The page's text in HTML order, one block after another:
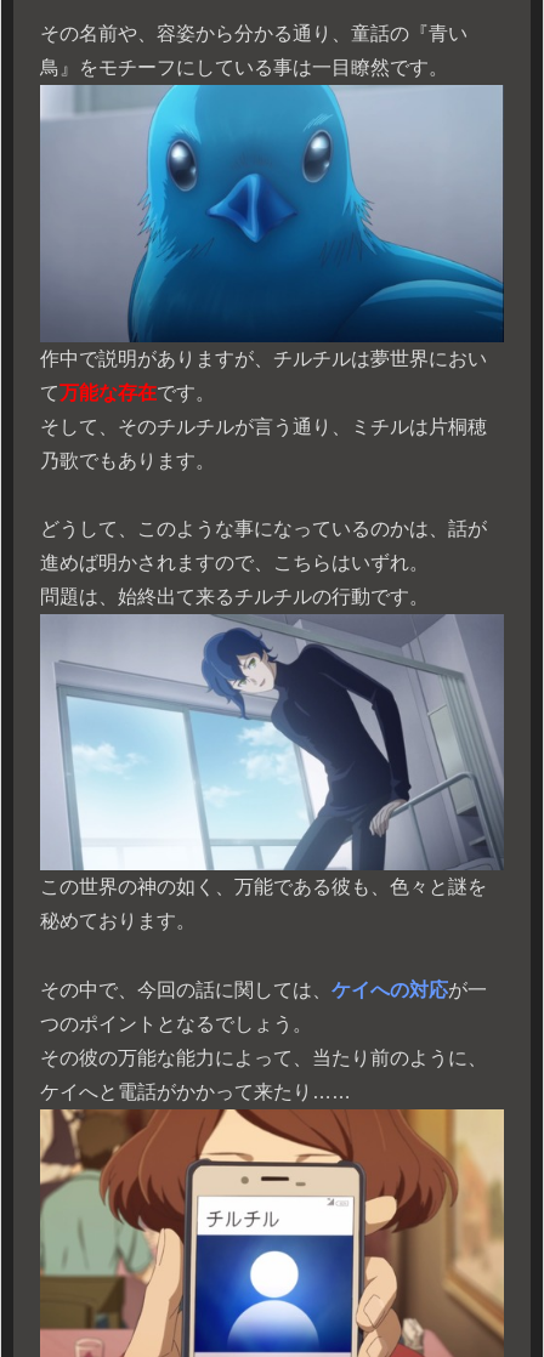
その名前や、容姿から分かる通り、童話の『青い
鳥』をモチーフにしている事は一目瞭然です。
作中で説明がありますが、チルチルは夢世界におい
て万能な存在です。
そして、そのチルチルが言う通り、ミチルは片桐穂
乃歌でもあります。
どうして、このような事になっているのかは、話が
進めば明かされますので、こちらはいずれ。
問題は、始終出て来るチルチルの行動です。
この世界の神の如く、万能である彼も、色々と謎を
秘めております。
その中で、今回の話に関しては、 ケイへの対応が一
つのポイントとなるでしょう。
その彼の万能な能力によって、当たり前のように、
ケイへと電話がかかって来たり……